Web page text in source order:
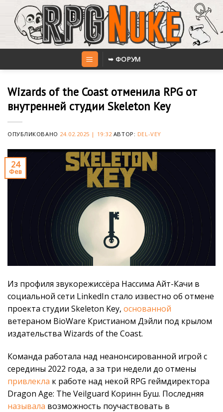
content
➥ ФОРУМ
Wizards of the Coast отменила RPG от
внутренней студии Skeleton Key
ОПУБЛИКОВАНО 24.02.2025 | 19:32АВТОР: DEL-VEY
24
Фев
Из профиля звукорежиссёра Нассима Айт-Качи в
социальной сети LinkedIn стало известно об отмене
проекта студии Skeleton Key, основанной
ветераном BioWare Кристианом Дэйли под крылом
издательства Wizards of the Coast.
Команда работала над неанонсированной игрой с
середины 2022 года, а за три недели до отмены
привлекла к работе над некой RPG геймдиректора
Dragon Age: The Veilguard Коринн Буш. Последняя
называла возможность поучаствовать в